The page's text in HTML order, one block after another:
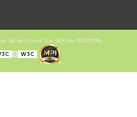
Saúde Fitness. (Lei 9610 de 19/02/1998)
W3C